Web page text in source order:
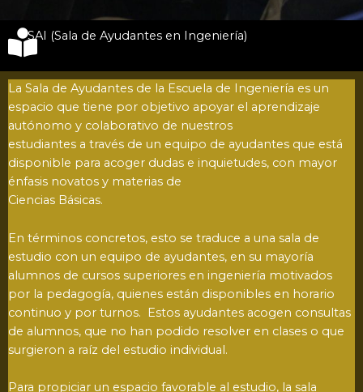
SAI (Sala de Ayudantes en Ingeniería)
La Sala de Ayudantes de la Escuela de Ingeniería es un
espacio que tiene por objetivo apoyar el aprendizaje
autónomo y colaborativo de nuestros
estudiantes a través de un equipo de ayudantes que está
disponible para acoger dudas e inquietudes, con mayor
énfasis novatos y materias de
Ciencias Básicas.
En términos concretos, esto se traduce a una sala de
estudio con un equipo de ayudantes, en su mayoría
alumnos de cursos superiores en ingeniería motivados
por la pedagogía, quienes están disponibles en horario
continuo y por turnos. Estos ayudantes acogen consultas
de alumnos, que no han podido resolver en clases o que
surgieron a raíz del estudio individual.
Para propiciar un espacio favorable al estudio, la sala